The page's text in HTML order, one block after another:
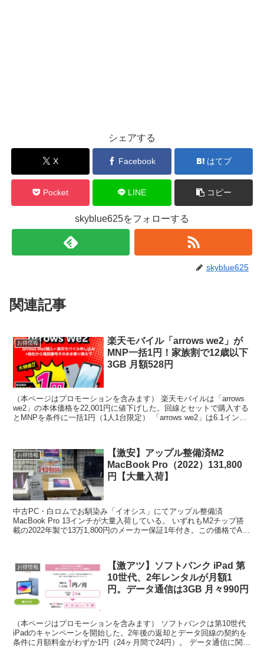
シェアする
X Facebook はてブ
Pocket LINE コピー
skyblue625をフォローする
skyblue625
関連記事
お得情報
楽天モバイル「arrows we2」が
MNP一括1円！家族割で12歳以下
3GB 月額528円
（本ページはプロモーションを含みます） 楽天モバイルは「arrows
we2」の本体価格を22,001円に値下げした。回線とセットで購入する
とMNPを条件に一括1円（1人1台限定） 「arrows we2」は6.1インチ
お得情報
【激安】アップル整備済M2
MacBook Pro（2022）131,800
円【大量入荷】
中古PC・白ロムでお馴染み「イオシス」にてアップル整備済
MacBook Pro 13インチが大量入荷している。 いずれもM2チップ搭
載の2022年製で13万1,800円のメーカー保証1年付き。この価格でAir
お得情報
【激アツ】ソフトバンク iPad 第
10世代、2年レンタルが月額1
円。データ通信は3GB 月々990円
（本ページはプロモーションを含みます） ソフトバンクは第10世代
iPadのキャンペーンを開始した。2年後の返却とデータ回線の契約を
条件に月額料金がわずか1円（24ヶ月間で24円）。 データ通信に関し